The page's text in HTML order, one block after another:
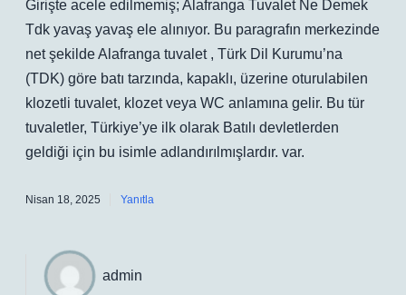
Girişte acele edilmemiş; Alafranga Tuvalet Ne Demek
Tdk yavaş yavaş ele alınıyor. Bu paragrafın merkezinde
net şekilde Alafranga tuvalet , Türk Dil Kurumu’na
(TDK) göre batı tarzında, kapaklı, üzerine oturulabilen
klozetli tuvalet, klozet veya WC anlamına gelir. Bu tür
tuvaletler, Türkiye’ye ilk olarak Batılı devletlerden
geldiği için bu isimle adlandırılmışlardır. var.
Nisan 18, 2025 Yanıtla
admin